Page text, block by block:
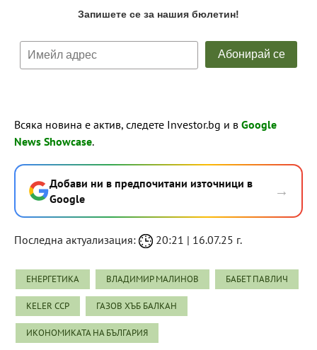
Всяка новина е актив, следете Investor.bg и в Google
News Showcase.
Добави ни в предпочитани източници в
Google
→
Последна актуализация: 20:21 | 16.07.25 г.
ЕНЕРГЕТИКА ВЛАДИМИР МАЛИНОВ БАБЕТ ПАВЛИЧ
KELER CCP ГАЗОВ ХЪБ БАЛКАН
ИКОНОМИКАТА НА БЪЛГАРИЯ